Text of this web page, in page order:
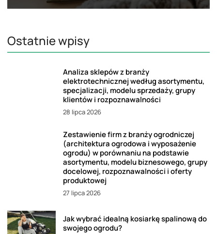
Ostatnie wpisy
Analiza sklepów z branży
elektrotechnicznej według asortymentu,
specjalizacji, modelu sprzedaży, grupy
klientów i rozpoznawalności
28 lipca 2026
Zestawienie firm z branży ogrodniczej
(architektura ogrodowa i wyposażenie
ogrodu) w porównaniu na podstawie
asortymentu, modelu biznesowego, grupy
docelowej, rozpoznawalności i oferty
produktowej
27 lipca 2026
Jak wybrać idealną kosiarkę spalinową do
swojego ogrodu?